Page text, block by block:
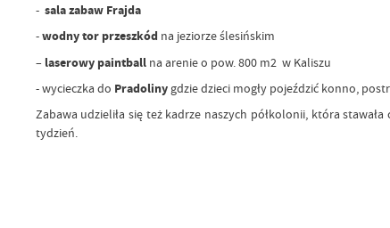
- sala zabaw Frajda
-wodny tor przeszkód na jeziorze ślesińskim
– laserowy paintballna arenie o pow. 800 m2 w Kaliszu
- wycieczka do Pradolinygdzie dzieci mogły pojeździć konno,
Zabawa udzieliła się też kadrze naszych półkolonii, która
tydzień.